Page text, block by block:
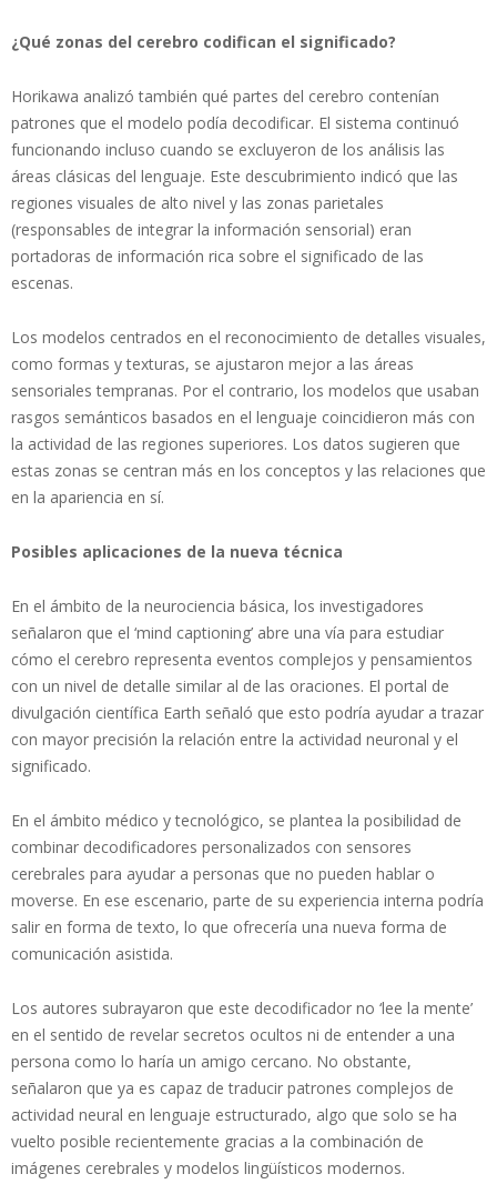
¿Qué zonas del cerebro codifican el significado?
Horikawa analizó también qué partes del cerebro contenían
patrones que el modelo podía decodificar. El sistema continuó
funcionando incluso cuando se excluyeron de los análisis las
áreas clásicas del lenguaje. Este descubrimiento indicó que las
regiones visuales de alto nivel y las zonas parietales
(responsables de integrar la información sensorial) eran
portadoras de información rica sobre el significado de las
escenas.
Los modelos centrados en el reconocimiento de detalles visuales,
como formas y texturas, se ajustaron mejor a las áreas
sensoriales tempranas. Por el contrario, los modelos que usaban
rasgos semánticos basados en el lenguaje coincidieron más con
la actividad de las regiones superiores. Los datos sugieren que
estas zonas se centran más en los conceptos y las relaciones que
en la apariencia en sí.
Posibles aplicaciones de la nueva técnica
En el ámbito de la neurociencia básica, los investigadores
señalaron que el ‘mind captioning’ abre una vía para estudiar
cómo el cerebro representa eventos complejos y pensamientos
con un nivel de detalle similar al de las oraciones. El portal de
divulgación científica Earth señaló que esto podría ayudar a trazar
con mayor precisión la relación entre la actividad neuronal y el
significado.
En el ámbito médico y tecnológico, se plantea la posibilidad de
combinar decodificadores personalizados con sensores
cerebrales para ayudar a personas que no pueden hablar o
moverse. En ese escenario, parte de su experiencia interna podría
salir en forma de texto, lo que ofrecería una nueva forma de
comunicación asistida.
Los autores subrayaron que este decodificador no ‘lee la mente’
en el sentido de revelar secretos ocultos ni de entender a una
persona como lo haría un amigo cercano. No obstante,
señalaron que ya es capaz de traducir patrones complejos de
actividad neural en lenguaje estructurado, algo que solo se ha
vuelto posible recientemente gracias a la combinación de
imágenes cerebrales y modelos lingüísticos modernos.